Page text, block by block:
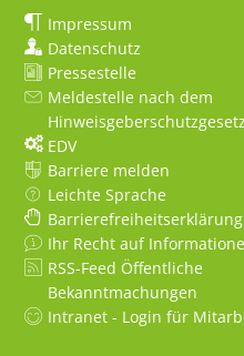
Impressum
Datenschutz
Pressestelle
Meldestelle nach dem
Hinweisgeberschutzgesetz
EDV
Barriere melden
Leichte Sprache
Barrierefreiheitserklärung
Ihr Recht auf
RSS-Feed Öffentliche
Bekanntmachungen
Intranet - Login für